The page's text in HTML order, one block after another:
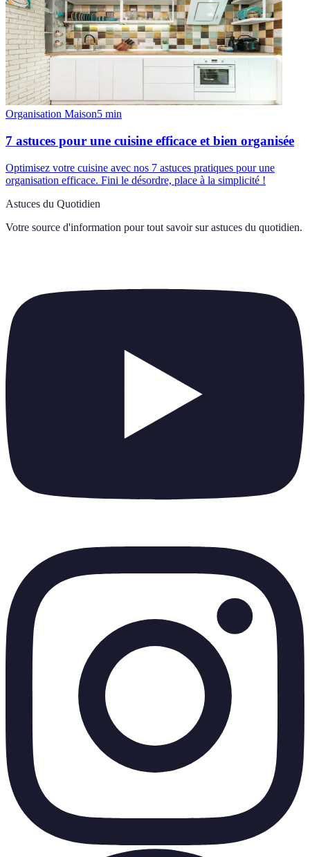
Organisation Maison5 min
7 astuces pour une cuisine efficace et bien organisée
Optimisez votre cuisine avec nos 7 astuces pratiques pour une
organisation efficace. Fini le désordre, place à la simplicité !
Astuces du Quotidien
Votre source d'information pour tout savoir sur astuces du quotidien.